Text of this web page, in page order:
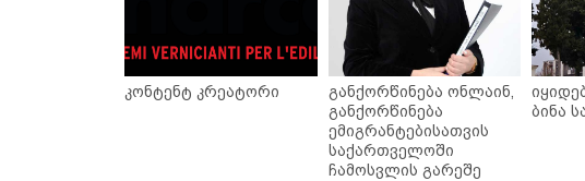
კონტენტ კრეატორი
განქორწინება ონლაინ,
განქორწინება
ემიგრანტებისათვის
საქართველოში
ჩამოსვლის გარეშე
ბინა